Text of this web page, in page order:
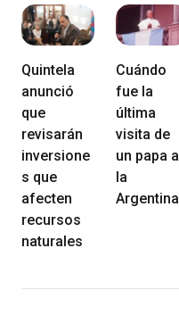
Quintela
anunció
que
revisarán
inversione
s que
afecten
recursos
naturales
Cuándo
fue la
última
visita de
un papa a
la
Argentina